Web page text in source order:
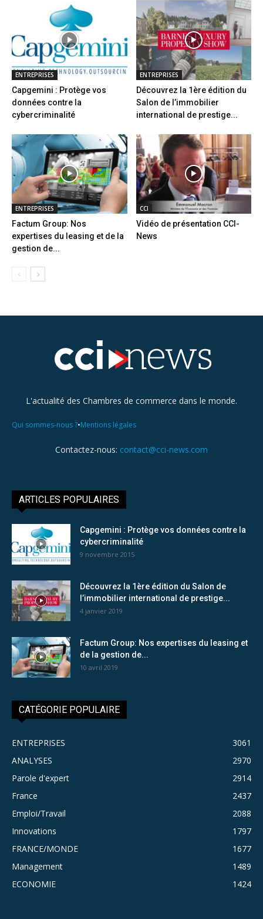
ENTREPRISES
Capgemini : Protège vos
données contre la
cybercriminalité
ENTREPRISES
Découvrez la 1ère édition du
Salon de l’immobilier
international de prestige...
ENTREPRISES
Factum Group: Nos
expertises du leasing et de la
gestion de...
CCI
Vidéo de présentation CCI-
News
L'actualité des Chambres de commerce dans le monde.
Qui sommes-nous ?•Mentions légales
Contactez-nous: contact@cci-news.com
ARTICLES POPULAIRES
Capgemini : Protège vos données contre la
cybercriminalité
9 novembre 2015
Découvrez la 1ère édition du Salon de
l’immobilier international de prestige...
4 janvier 2019
Factum Group: Nos expertises du leasing et
de la gestion de...
10 avril 2019
CATÉGORIE POPULAIRE
ENTREPRISES
3061
ANALYSES
2970
Parole d'expert
2914
France
2437
Emploi/Travail
2088
Innovations
1797
FRANCE/MONDE
1677
Management
1489
ECONOMIE
1424